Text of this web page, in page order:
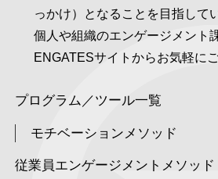
っかけ）となることを目指して
個人や組織のエンゲージメント
ENGATESサイトからお気軽に
プログラム／ツール一覧
モチベーションメソッド
従業員エンゲージメントメソッド